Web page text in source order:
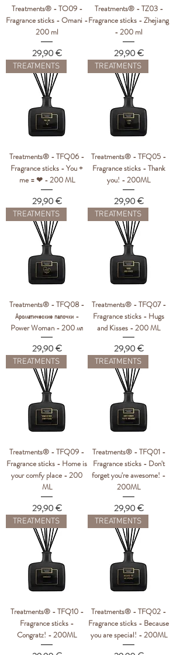
Treatments® - TO09 -
Fragrance sticks - Omani -
200 ml
Цена
29,90 €
Treatments® - TZ03 -
Fragrance sticks - Zhejiang
- 200 ml
Цена
29,90 €
TREATMENTS
Treatments® - TFQ06 -
Fragrance sticks - You +
me = ❤ - 200 ML
Цена
29,90 €
TREATMENTS
Treatments® - TFQ05 -
Fragrance sticks - Thank
you! - 200ML
Цена
29,90 €
TREATMENTS
Treatments® - TFQ08 -
Ароматические палочки -
Power Woman - 200 мл
Цена
29,90 €
TREATMENTS
Treatments® - TFQ07 -
Fragrance sticks - Hugs
and Kisses - 200 ML
Цена
29,90 €
TREATMENTS
Treatments® - TFQ09 -
Fragrance sticks - Home is
your comfy place - 200
ML
Цена
29,90 €
TREATMENTS
Treatments® - TFQ01 -
Fragrance sticks - Don't
forget you're awesome! -
200ML
Цена
29,90 €
TREATMENTS
Treatments® - TFQ10 -
Fragrance sticks -
Congratz! - 200ML
TREATMENTS
Treatments® - TFQ02 -
Fragrance sticks - Because
you are special! - 200ML